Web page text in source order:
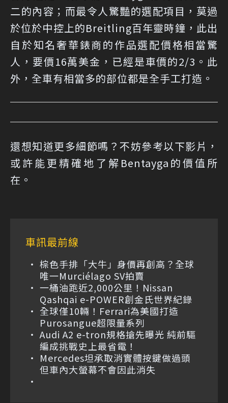
二的內容；而最令人驚豔的選配項目，莫過
於位於中控上的Breitling百年靈時鐘，此出
自於知名奢華錶商的作品選配價格相當驚
人，要價16萬美金，已經是車價的2/3。此
外，全車有相當多的部位都是全手工打造。
還想知道更多細節嗎？不妨參考以下影片，
或許能更精確地了解Bentayga的價值所
在。
車訊最前線
棕色手排「大牛」身價再創高？全球
唯一Murciélago SV拍賣
一桶油跑近2,000公里！Nissan
Qashqai e-POWER創金氏世界紀錄
全球僅10輛！Ferrari為美國打造
Purosangue超限量系列
Audi A2 e-tron規格搶先曝光 純前驅
編成挑戰史上最省電！
Mercedes坦承取消實體按鍵做過頭
但車內大螢幕不會因此消失